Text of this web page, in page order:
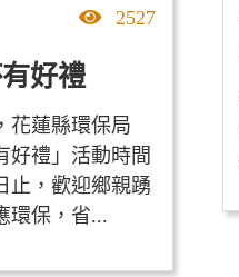
點擊率
2527
有好禮
花蓮縣環保局
好禮」活動時間
止，歡迎鄉親踴
環保，省...